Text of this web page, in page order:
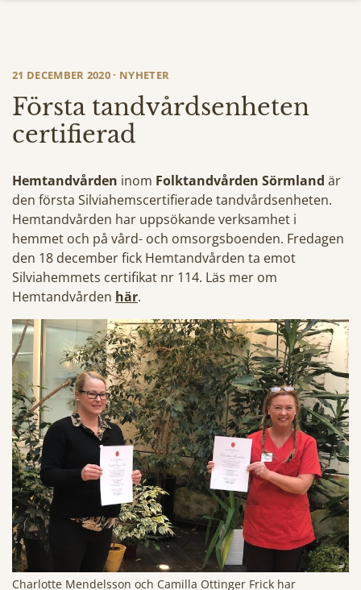
21 DECEMBER 2020 · NYHETER
Första tandvårdsenheten
certifierad
Hemtandvården inom Folktandvården Sörmland är
den första Silviahemscertifierade tandvårdsenheten.
Hemtandvården har uppsökande verksamhet i
hemmet och på vård- och omsorgsboenden. Fredagen
den 18 december fick Hemtandvården ta emot
Silviahemmets certifikat nr 114. Läs mer om
Hemtandvården här.
Charlotte Mendelsson och Camilla Ottinger Frick har